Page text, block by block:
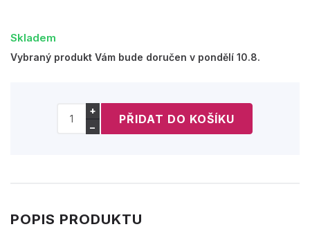
Skladem
Vybraný produkt Vám bude doručen v pondělí 10.8.
+
−
POPIS PRODUKTU